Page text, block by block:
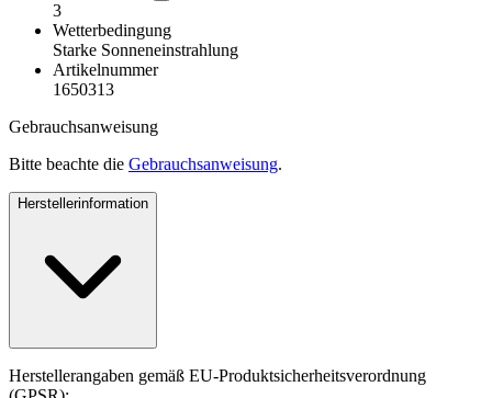
3
Wetterbedingung
Starke Sonneneinstrahlung
Artikelnummer
1650313
Gebrauchsanweisung
Bitte beachte die Gebrauchsanweisung.
Herstellerinformation
Herstellerangaben gemäß EU-Produktsicherheitsverordnung